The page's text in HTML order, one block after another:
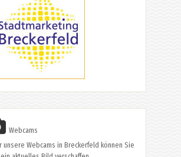
Webcams
unsere Webcams in Breckerfeld können Sie